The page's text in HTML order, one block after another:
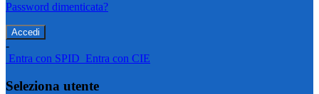
Password dimenticata?
-
Entra con SPID Entra con CIE
Seleziona utente